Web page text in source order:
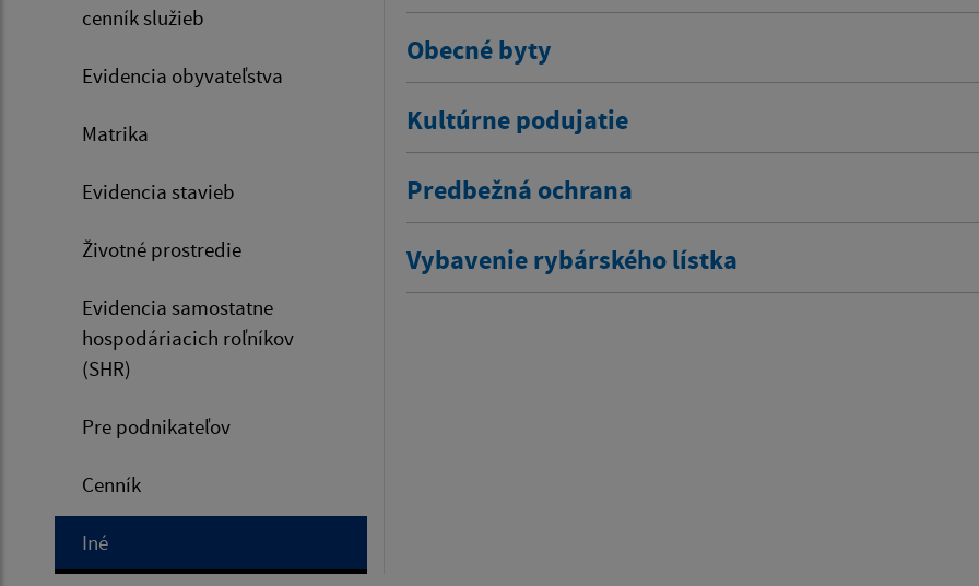
cenník služieb
Evidencia obyvateľstva
Matrika
Evidencia stavieb
Životné prostredie
Evidencia samostatne
hospodáriacich roľníkov
(SHR)
Pre podnikateľov
Cenník
Iné
Obecné byty
Kultúrne podujatie
Predbežná ochrana
Vybavenie rybárského lístka